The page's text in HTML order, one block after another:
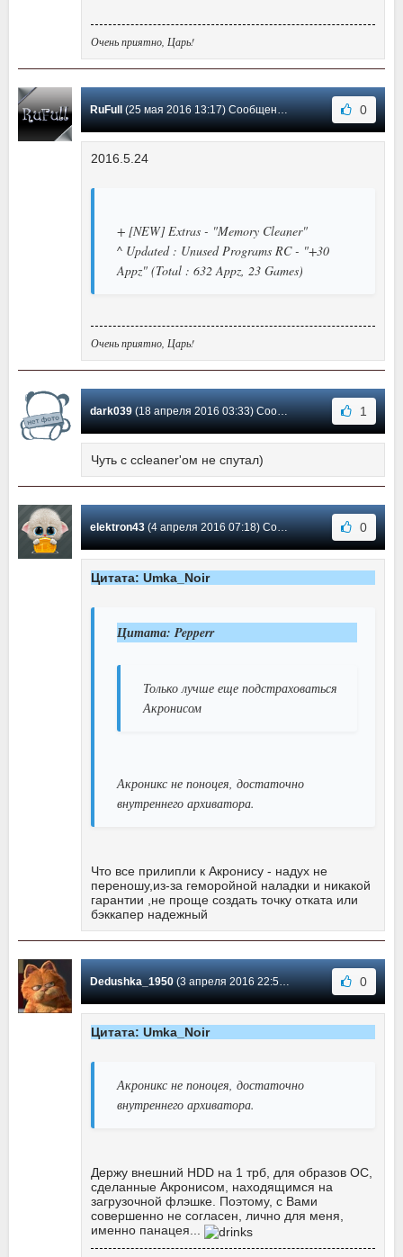
Очень приятно, Царь!
RuFull (25 мая 2016 13:17) Сообщение #25 0
2016.5.24
+ [NEW] Extras - "Memory Cleaner"
^ Updated : Unused Programs RC - "+30
Appz" (Total : 632 Appz, 23 Games)
Очень приятно, Царь!
dark039(18 апреля 2016 03:33) Сообщение #24 1
Чуть с ccleaner'ом не спутал)
elektron43(4 апреля 2016 07:18) Сообщение #23 0
Цитата: Umka_Noir
Цитата: Pepperr
Только лучше еще подстраховаться
Акронисом
Акроникс не поноцея, достаточно
внутреннего архиватора.
Что все прилипли к Акронису - надух не
переношу,из-за геморойной наладки и никакой
гарантии ,не проще создать точку отката или
бэккапер надежный
Dedushka_1950(3 апреля 2016 22:50) Сообщение #22 0
Цитата: Umka_Noir
Акроникс не поноцея, достаточно
внутреннего архиватора.
Держу внешний HDD на 1 трб, для образов ОС,
сделанные Акронисом, находящимся на
загрузочной флэшке. Поэтому, с Вами
совершенно не согласен, лично для меня,
именно панацея...